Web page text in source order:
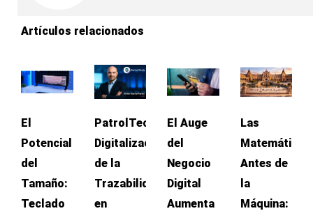
Artículos relacionados
El
Potencial
del
Tamaño:
Teclado
PatrolTech:
Digitalización
de la
Trazabilidad
en
El Auge
del
Negocio
Digital
Aumenta
Las
Matemáticas
Antes de
la
Máquina: